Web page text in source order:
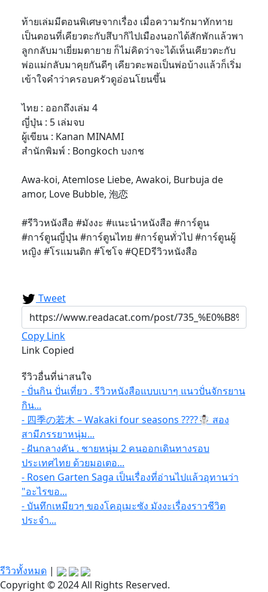
ท้ายเล่มมีตอนพิเศษจากเรื่อง เมื่อความรักมาทักทาย
เป็นตอนที่เคียวตะกับสึบากิไปเมืองนอกได้สักพักแล้วพา
ลูกกลับมาเยี่ยมตายาย ก็ไม่คิดว่าจะได้เห็นเคียวตะกับ
พ่อแม่กลับมาคุยกันดีๆ เคียวตะพอเป็นพ่อบ้างแล้วก็เริ่ม
เข้าใจคำว่าครอบครัวดูอ่อนโยนขึ้น
ไทย : ออกถึงเล่ม 4
ญี่ปุ่น : 5 เล่มจบ
ผู้เขียน : Kanan MINAMI
สำนักพิมพ์ : Bongkoch บงกช
Awa-koi, Atemlose Liebe, Awakoi, Burbuja de
amor, Love Bubble, 泡恋
#รีวิวหนังสือ #มังงะ #แนะนำหนังสือ #การ์ตูน
#การ์ตูนญี่ปุ่น #การ์ตูนไทย #การ์ตูนทั่วไป #การ์ตูนผู้
หญิง #โรแมนติก #โชโจ #QEDรีวิวหนังสือ
Tweet
Copy Link
Link Copied
รีวิวอื่นที่น่าสนใจ
- ปั่นกิน ปั่นเที่ยว . รีวิวหนังสือแบบเบาๆ แนวปั่นจักรยาน
กิน...
- 四季の若木 – Wakaki four seasons ????☃️ สอง
สามีภรรยาหนุ่ม...
- ฝันกลางคัน . ชายหนุ่ม 2 คนออกเดินทางรอบ
ประเทศไทย ด้วยมอเตอ...
- Rosen Garten Saga เป็นเรื่องที่อ่านไปแล้วอุทานว่า
"อะไรขอ...
- บันทึกเหมียวๆ ของโคอุเมะซัง มังงะเรื่องราวชีวิต
ประจำ...
รีวิวทั้งหมด |
Copyright © 2024 All Rights Reserved.